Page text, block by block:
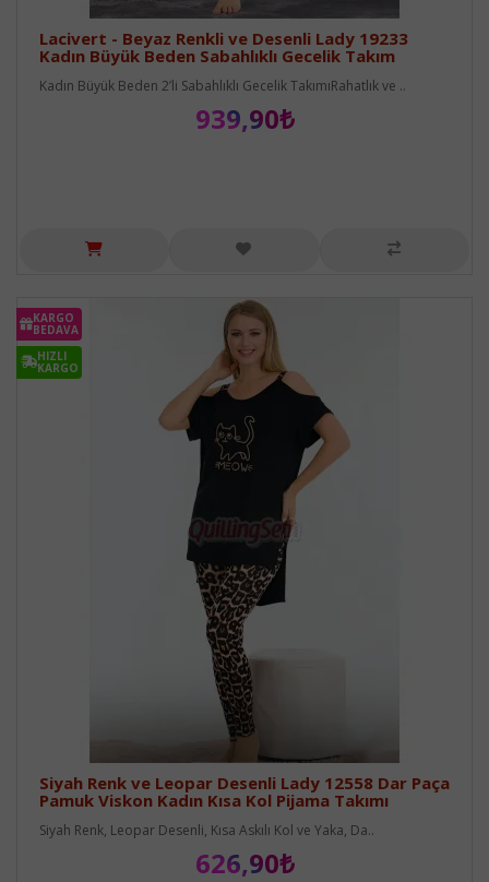
Lacivert - Beyaz Renkli ve Desenli Lady 19233
Kadın Büyük Beden Sabahlıklı Gecelik Takım
Kadın Büyük Beden 2’li Sabahlıklı Gecelik TakımıRahatlık ve ..
939,90₺
KARGO
BEDAVA
HIZLI
KARGO
Siyah Renk ve Leopar Desenli Lady 12558 Dar Paça
Pamuk Viskon Kadın Kısa Kol Pijama Takımı
Siyah Renk, Leopar Desenli, Kısa Askılı Kol ve Yaka, Da..
626,90₺